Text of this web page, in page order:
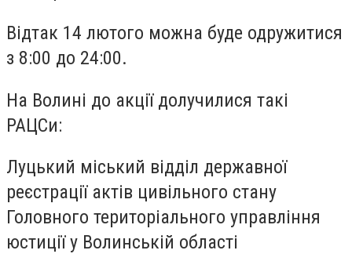
Відтак 14 лютого можна буде одружитися
з 8:00 до 24:00.
На Волині до акції долучилися такі
РАЦСи:
Луцький міський відділ державної
реєстрації актів цивільного стану
Головного територіального управління
юстиції у Волинській області